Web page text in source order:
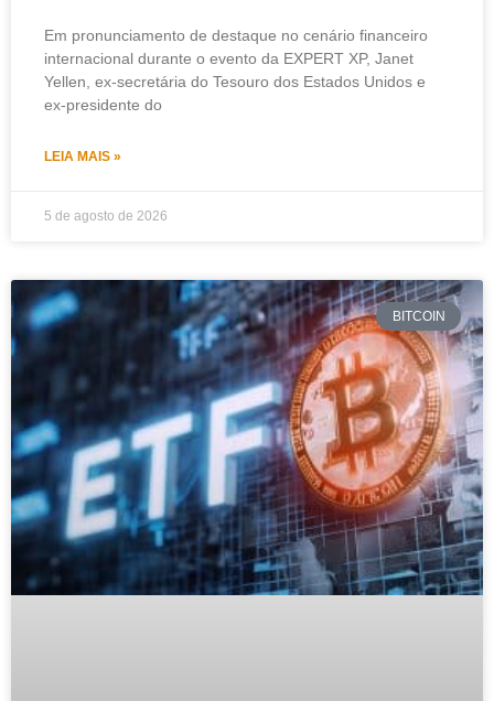
Em pronunciamento de destaque no cenário financeiro
internacional durante o evento da EXPERT XP, Janet
Yellen, ex-secretária do Tesouro dos Estados Unidos e
ex-presidente do
LEIA MAIS »
5 de agosto de 2026
BITCOIN